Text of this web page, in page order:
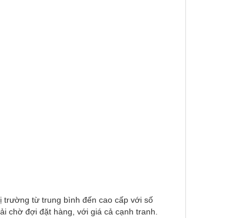
trường từ trung bình đến cao cấp với số
chờ đợi đặt hàng, với giá cả cạnh tranh.